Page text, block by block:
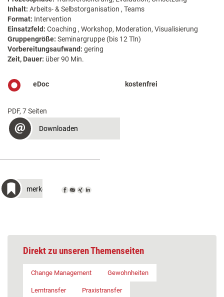
Inhalt: Arbeits- & Selbstorganisation , Teams
Format: Intervention
Einsatzfeld: Coaching , Workshop, Moderation, Visualisierung
Gruppengröße: Seminargruppe (bis 12 Tln)
Vorbereitungsaufwand: gering
Zeit, Dauer: über 90 Min.
eDoc kostenfrei
PDF, 7 Seiten
Downloaden
merken
Direkt zu unseren Themenseiten
Change Management Gewohnheiten
Lerntransfer Praxistransfer